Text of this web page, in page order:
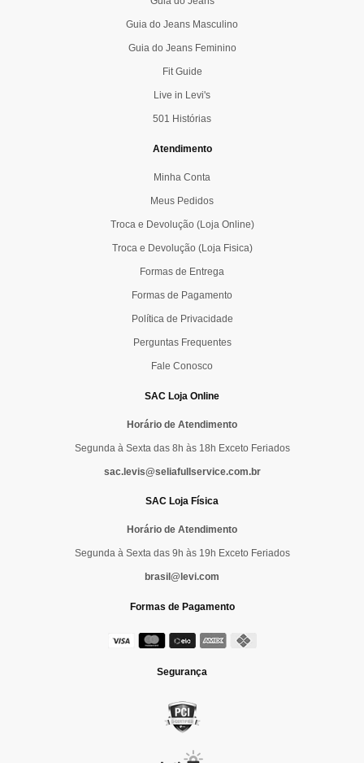
Guia do Jeans Masculino
Guia do Jeans Feminino
Fit Guide
Live in Levi's
501 Histórias
Atendimento
Minha Conta
Meus Pedidos
Troca e Devolução (Loja Online)
Troca e Devolução (Loja Fisica)
Formas de Entrega
Formas de Pagamento
Política de Privacidade
Perguntas Frequentes
Fale Conosco
SAC Loja Online
Horário de Atendimento
Segunda à Sexta das 8h às 18h Exceto Feriados
sac.levis@seliafullservice.com.br
SAC Loja Física
Horário de Atendimento
Segunda à Sexta das 9h às 19h Exceto Feriados
brasil@levi.com
Formas de Pagamento
Segurança